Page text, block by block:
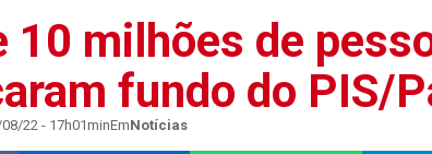
10 milhões de
fundo do PIS/
22 - 17h01minEmNotícias